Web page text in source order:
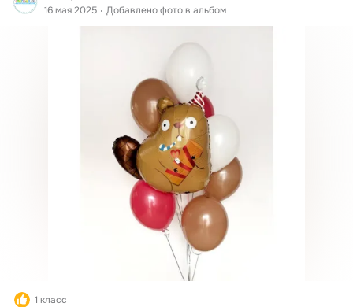
16 мая 2025 Добавлено фото в альбом
1 класс